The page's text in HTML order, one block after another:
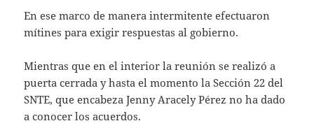
En ese marco de manera intermitente efectuaron
mítines para exigir respuestas al gobierno.
Mientras que en el interior la reunión se realizó a
puerta cerrada y hasta el momento la Sección 22 del
SNTE, que encabeza Jenny Aracely Pérez no ha dado
a conocer los acuerdos.